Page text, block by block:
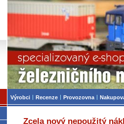
Zcela nový nepoužitý
Železniční
Výrobci Recenze Provozovna